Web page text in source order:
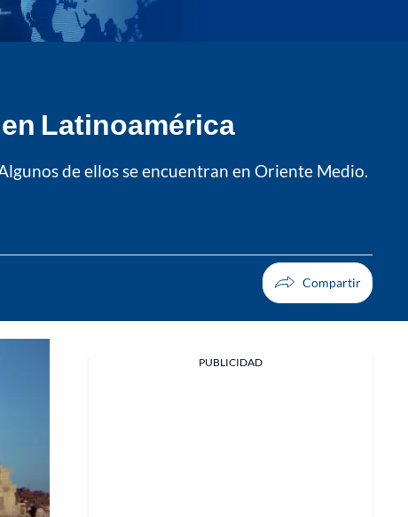
Latinoamérica
de ellos se encuentran en Oriente Medio.
PUBLICIDAD